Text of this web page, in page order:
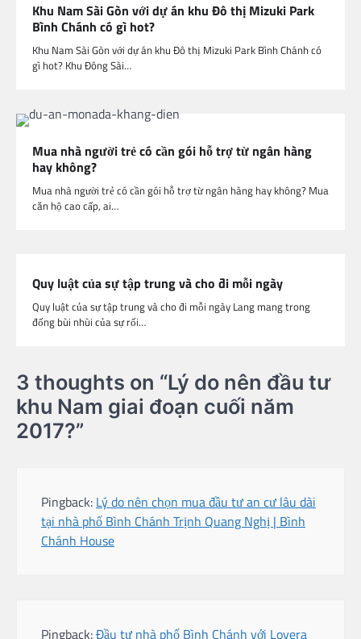
Khu Nam Sài Gòn với dự án khu Đô thị Mizuki Park
Bình Chánh có gì hot?
Khu Nam Sài Gòn với dự án khu Đô thị Mizuki Park Bình Chánh có
gì hot? Khu Đông Sài…
Mua nhà người trẻ có cần gói hỗ trợ từ ngân hàng
hay không?
Mua nhà người trẻ có cần gói hỗ trợ từ ngân hàng hay không? Mua
căn hộ cao cấp, ai…
Quy luật của sự tập trung và cho đi mỗi ngày
Quy luật của sự tập trung và cho đi mỗi ngày Lang mang trong
đống bùi nhùi của sự rối…
3 thoughts on “Lý do nên đầu tư
khu Nam giai đoạn cuối năm
2017?”
Pingback: Lý do nên chọn mua đầu tư an cư lâu dài
tại nhà phố Bình Chánh Trịnh Quang Nghị | Bình
Chánh House
Pingback:Đầu tư nhà phố Bình Chánh với Lovera